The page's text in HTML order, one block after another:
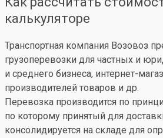
калькуляторе
Транспортная компания Возовоз
грузоперевозки для частных и
и среднего бизнеса, интернет-
производителей товаров и др.
Перевозка производится по
по которому принятый для
консолидируется на складе для